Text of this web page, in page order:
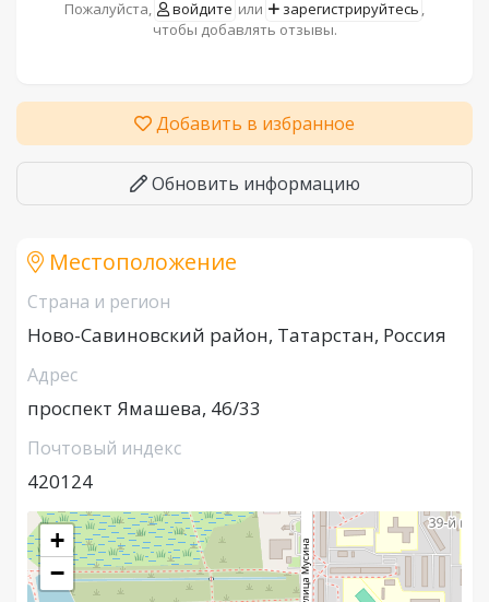
Пожалуйста, войдите или зарегистрируйтесь ,
чтобы добавлять отзывы.
Добавить в избранное
Обновить информацию
Местоположение
Страна и регион
Ново-Савиновский район, Татарстан, Россия
Адрес
проспект Ямашева, 46/33
Почтовый индекс
420124
+
−